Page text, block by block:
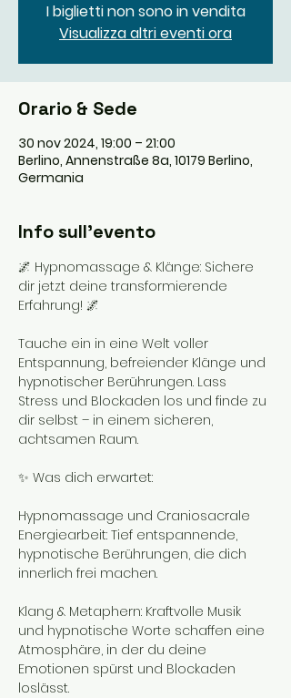
I biglietti non sono in vendita
Visualizza altri eventi ora
Orario & Sede
30 nov 2024, 19:00 – 21:00
Berlino, Annenstraße 8a, 10179 Berlino,
Germania
Info sull'evento
🌌 Hypnomassage & Klänge: Sichere
dir jetzt deine transformierende
Erfahrung! 🌌
Tauche ein in eine Welt voller
Entspannung, befreiender Klänge und
hypnotischer Berührungen. Lass
Stress und Blockaden los und finde zu
dir selbst – in einem sicheren,
achtsamen Raum.
✨ Was dich erwartet:
Hypnomassage und Craniosacrale
Energiearbeit: Tief entspannende,
hypnotische Berührungen, die dich
innerlich frei machen.
Klang & Metaphern: Kraftvolle Musik
und hypnotische Worte schaffen eine
Atmosphäre, in der du deine
Emotionen spürst und Blockaden
loslässt.